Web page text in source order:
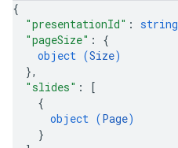
{
"presentationId" : string
"pageSize" : {
object (Size)
},
"slides" :
[
{
object (Page)
}